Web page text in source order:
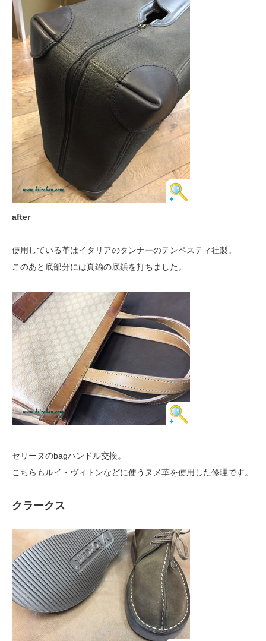
after
使用している革はイタリアのタンナーのテンペスティ社製。
このあと底部分には真鍮の底鋲を打ちました。
セリーヌのbagハンドル交換。
こちらもルイ・ヴィトンなどに使うヌメ革を使用した修理です。
クラークス